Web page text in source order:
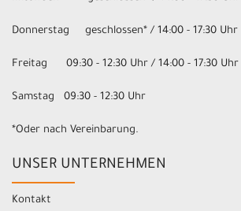
Donnerstag geschlossen* / 14:00 - 17:30 Uhr
Freitag 09:30 - 12:30 Uhr / 14:00 - 17:30 Uhr
Samstag 09:30 - 12:30 Uhr
*Oder nach Vereinbarung.
UNSER UNTERNEHMEN
Kontakt